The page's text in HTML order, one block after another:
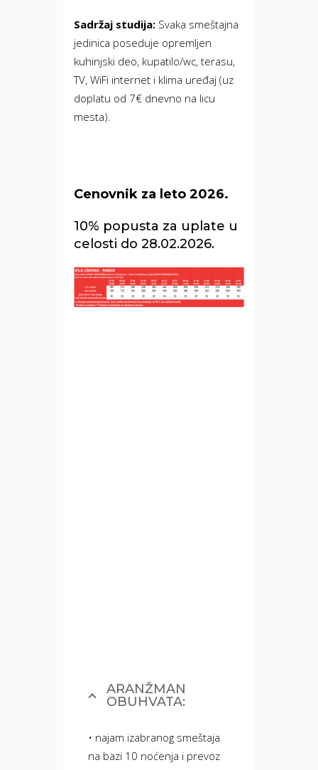
Sadržaj studija: Svaka smeštajna
jedinica poseduje opremljen
kuhinjski deo, kupatilo/wc, terasu,
TV, WiFi internet i klima uređaj (uz
doplatu od 7€ dnevno na licu
mesta).
Cenovnik za leto 2026.
10% popusta za uplate u
celosti do 28.02.2026.
ARANŽMAN
OBUHVATA:
• najam izabranog smeštaja
na bazi 10 noćenja i prevoz